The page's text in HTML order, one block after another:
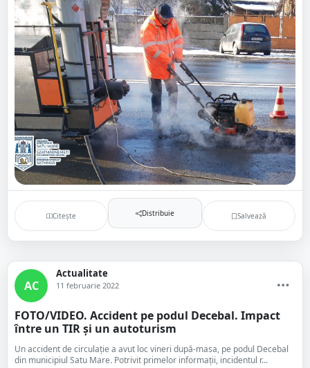
Citește Distribuie Salvează
AC
Actualitate
11 februarie 2022
FOTO/VIDEO. Accident pe podul Decebal. Impact
între un TIR și un autoturism
Un accident de circulație a avut loc vineri după-masa, pe podul Decebal
din municipiul Satu Mare. Potrivit primelor informații, incidentul r...